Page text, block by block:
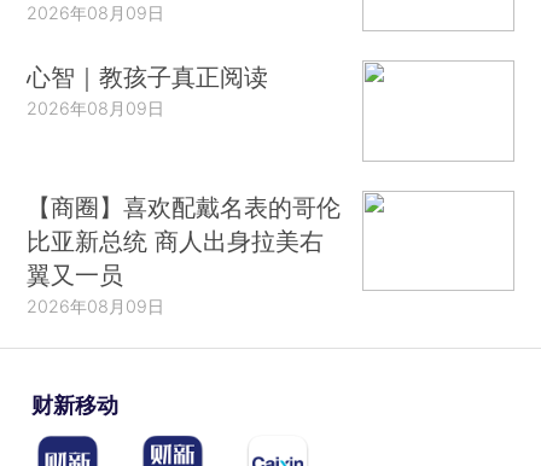
2026年08月09日
心智｜教孩子真正阅读
2026年08月09日
【商圈】喜欢配戴名表的哥伦
比亚新总统 商人出身拉美右
翼又一员
2026年08月09日
财新移动